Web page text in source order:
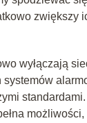
zwiększy
wyłączają